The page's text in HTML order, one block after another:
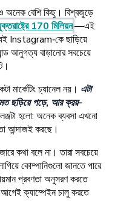
অনেক বেশি কিছু। বিশ্বজুড়ে
170 মিলিয়ন—এই
Instagram‑কে ছাড়িয়ে
আনুগত্য বাড়ানোর সবচেয়ে
মার্কেটিং চ্যানেল নয়। এটা
ছড়িয়ে পড়ে, আর ক্রয়-
হলো: অনেক ব্যবসা এখনো
আন্দাজই করছে।
কথা বলে না। তারা সবচেয়ে
কোম্পানিগুলো জানতে পারে
প্রবণতা অনুসরণ করতে
আগেই ক্যাম্পেইন চালু করতে